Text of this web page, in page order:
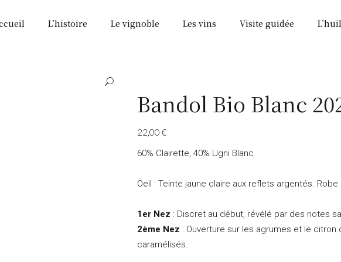
L’histoire Le vignoble Les vins Visite guidée
Bandol Bio Blanc
22,00 €
60% Clairette, 40% Ugni Blanc
Oeil : Teinte jaune claire aux reflets argentés.
1er Nez : Discret au début, révélé par des notes
2ème Nez : Ouverture sur les agrumes et le
caramélisés.